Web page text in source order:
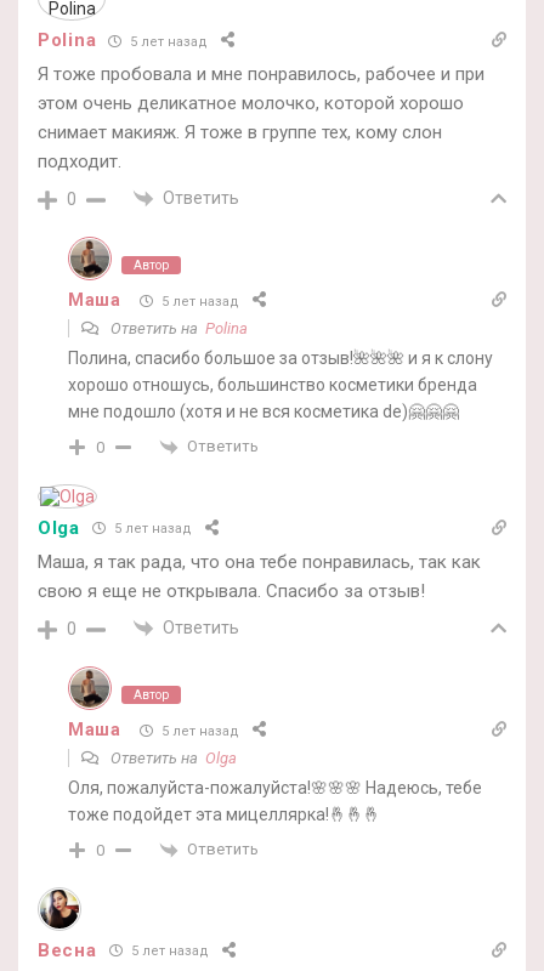
Polina 5 лет назад
Я тоже пробовала и мне понравилось, рабочее и при
этом очень деликатное молочко, которой хорошо
снимает макияж. Я тоже в группе тех, кому слон
подходит.
0 Ответить
Автор
Маша 5 лет назад
Ответить на Polina
Полина, спасибо большое за отзыв!🌺🌺🌺 и я к слону
хорошо отношусь, большинство косметики бренда
мне подошло (хотя и не вся косметика de)🤗🤗🤗
0 Ответить
Olga 5 лет назад
Маша, я так рада, что она тебе понравилась, так как
свою я еще не открывала. Спасибо за отзыв!
0 Ответить
Автор
Маша 5 лет назад
Ответить на Olga
Оля, пожалуйста-пожалуйста!🌸🌸🌸 Надеюсь, тебе
тоже подойдет эта мицеллярка!🤞🤞🤞
0 Ответить
Весна 5 лет назад